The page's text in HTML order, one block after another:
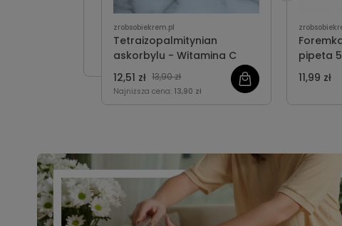
zrobsobiekrem.pl
Tetraizopalmitynian
askorbylu - Witamina C
12,51 zł 13,90 zł
Najniższa cena: 13,90 zł
pipeta
11,99 zł